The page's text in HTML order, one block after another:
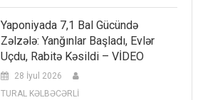
Yaponiyada 7,1 Bal Gücündə
Zəlzələ: Yanğınlar Başladı, Evlər
Uçdu, Rabitə Kəsildi – VİDEO
28 İyul 2026
TURAL KƏLBƏCƏRLİ